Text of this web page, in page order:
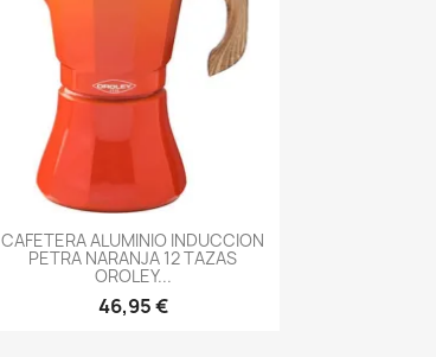
-->
CAFETERA ALUMINIO INDUCCION
PETRA NARANJA 12 TAZAS
OROLEY...
46,95 €